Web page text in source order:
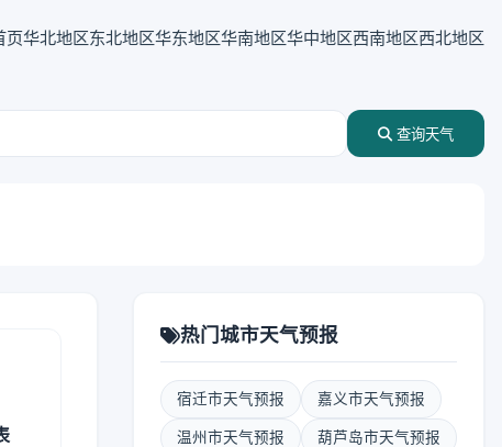
页华北地区东北地区华东地区华南地区华中地区西南地区西北地区
查询天气
热门城市天气预报
宿迁市天气预报 嘉义市天气预报
温州市天气预报 葫芦岛市天气预报